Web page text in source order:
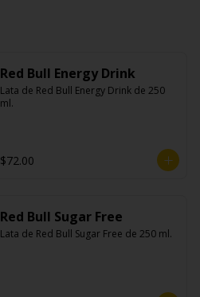
Red Bull Energy Drink
Lata de Red Bull Energy Drink de 250
ml.
$72.00
Red Bull Sugar Free
Lata de Red Bull Sugar Free de 250 ml.